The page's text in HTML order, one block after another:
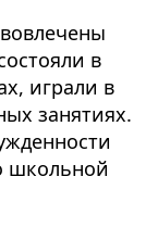
в
играли в
занятиях.
школьной